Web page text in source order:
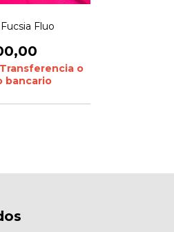
Fluo
Transferencia o
bancario